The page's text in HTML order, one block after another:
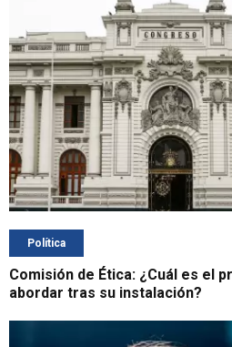
Política
Comisión de Ética: ¿Cuál es el
abordar tras su instalación?